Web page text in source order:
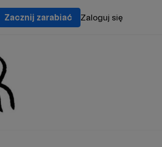
Zacznij zarabiać Zaloguj się